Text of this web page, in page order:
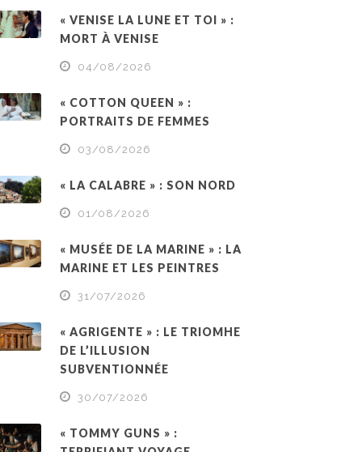
« VENISE LA LUNE ET TOI » :
MORT À VENISE
04/08/2026
« COTTON QUEEN » :
PORTRAITS DE FEMMES
03/08/2026
« LA CALABRE » : SON NORD
01/08/2026
« MUSÉE DE LA MARINE » : LA
MARINE ET LES PEINTRES
31/07/2026
« AGRIGENTE » : LE TRIOMHE
DE L’ILLUSION
SUBVENTIONNÉE
30/07/2026
« TOMMY GUNS » :